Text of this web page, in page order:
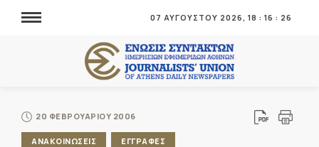
07 ΑΥΓΟΥΣΤΟΥ 2026, 18 : 16 : 26
20 ΦΕΒΡΟΥΑΡΙΟΥ 2006
ΑΝΑΚΟΙΝΩΣΕΙΣ ΕΓΓΡΑΦΕΣ